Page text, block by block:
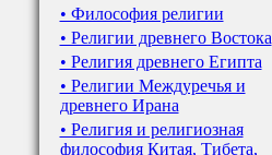
• Философия религии
• Религии древнего Востока
• Религия древнего Египта
• Религии Междуречья и
древнего Ирана
• Религия и религиозная
философия Китая, Тибета,